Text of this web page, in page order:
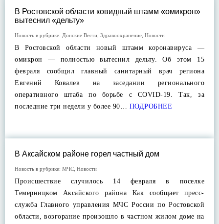
В Ростовской области ковидный штамм «омикрон»
вытеснил «дельту»
Новость в рубрике: Донские Вести Здравоохранение Новости
В Ростовской области новый штамм коронавируса —
омикрон — полностью вытеснил дельту. Об этом 15
февраля сообщил главный санитарный врач региона
Евгений Ковалев на заседании регионального
оперативного штаба по борьбе с COVID-19. Так, за
последние три недели у более 90… ПОДРОБНЕЕ
В Аксайском районе горел частный дом
Новость в рубрике: МЧС Новости
Происшествие случилось 14 февраля в поселке
Темерницком Аксайского района Как сообщает пресс-
служба Главного управления МЧС России по Ростовской
области, возгорание произошло в частном жилом доме на